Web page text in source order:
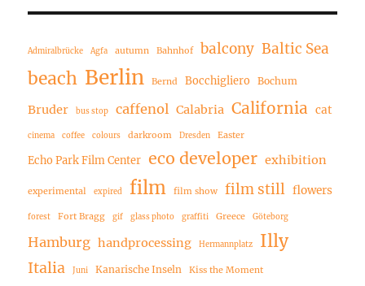
Admiralbrücke Agfa autumn Bahnhof balcony Baltic Sea
beach Berlin Bernd Bocchigliero Bochum
Bruder bus stop caffenol Calabria California cat
cinema coffee colours darkroom Dresden Easter
Echo Park Film Center eco developer exhibition
experimental expired film film show film still flowers
forest Fort Bragg gif glass photo graffiti Greece Göteborg
Hamburg handprocessing Hermannplatz Illy
Italia Juni Kanarische Inseln Kiss the Moment